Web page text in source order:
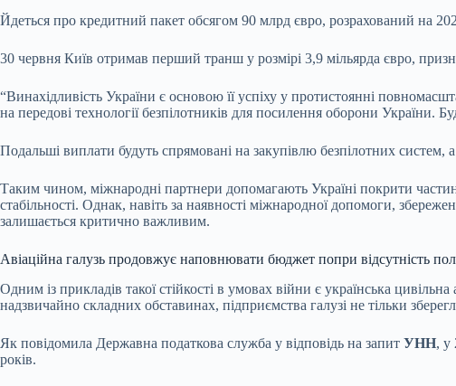
Йдеться про кредитний пакет обсягом 90 млрд євро, розрахований на
30 червня Київ отримав перший транш у розмірі 3,9 мільярда євро,
“Винахідливість України є основою її успіху у протистоянні
на передові технології безпілотників для посилення оборони України.
Подальші виплати будуть спрямовані на закупівлю безпілотних
Таким чином, міжнародні партнери допомагають Україні покрити
стабільності. Однак, навіть за наявності міжнародної допомоги,
залишається критично важливим.
Авіаційна галузь продовжує наповнювати бюджет попри відсутність
Одним із прикладів такої стійкості в умовах війни є українська
надзвичайно складних обставинах, підприємства галузі не тільки
Як повідомила Державна податкова служба у відповідь на запит УНН, у
років.